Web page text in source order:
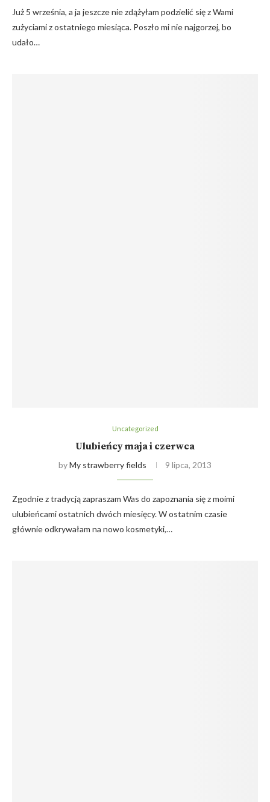
Już 5 września, a ja jeszcze nie zdążyłam podzielić się z Wami
zużyciami z ostatniego miesiąca. Poszło mi nie najgorzej, bo
udało…
Uncategorized
Ulubieńcy maja i czerwca
byMy strawberry fields 9 lipca, 2013
Zgodnie z tradycją zapraszam Was do zapoznania się z moimi
ulubieńcami ostatnich dwóch miesięcy. W ostatnim czasie
głównie odkrywałam na nowo kosmetyki,…